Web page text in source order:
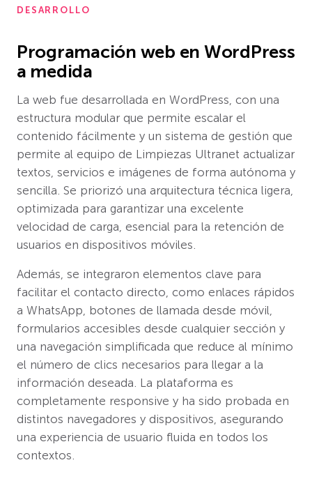
DESARROLLO
Programación web en WordPress
a medida
La web fue desarrollada en WordPress, con una
estructura modular que permite escalar el
contenido fácilmente y un sistema de gestión que
permite al equipo de Limpiezas Ultranet actualizar
textos, servicios e imágenes de forma autónoma y
sencilla. Se priorizó una arquitectura técnica ligera,
optimizada para garantizar una excelente
velocidad de carga, esencial para la retención de
usuarios en dispositivos móviles.
Además, se integraron elementos clave para
facilitar el contacto directo, como enlaces rápidos
a WhatsApp, botones de llamada desde móvil,
formularios accesibles desde cualquier sección y
una navegación simplificada que reduce al mínimo
el número de clics necesarios para llegar a la
información deseada. La plataforma es
completamente responsive y ha sido probada en
distintos navegadores y dispositivos, asegurando
una experiencia de usuario fluida en todos los
contextos.